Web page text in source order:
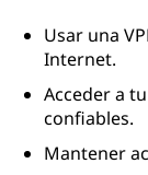
Usar una
Internet.
Acceder a
confiables.
Mantener